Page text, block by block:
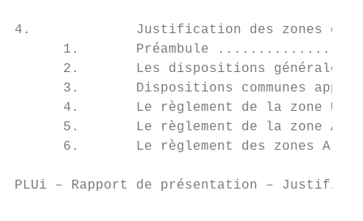
4.             Justification des
1.       Préambule
2.       Les dispositions générales
3.       Dispositions communes
4.       Le règlement de la zone U
5.       Le règlement de la zone AU
6.       Le règlement des zones A
PLUi – Rapport de présentation –